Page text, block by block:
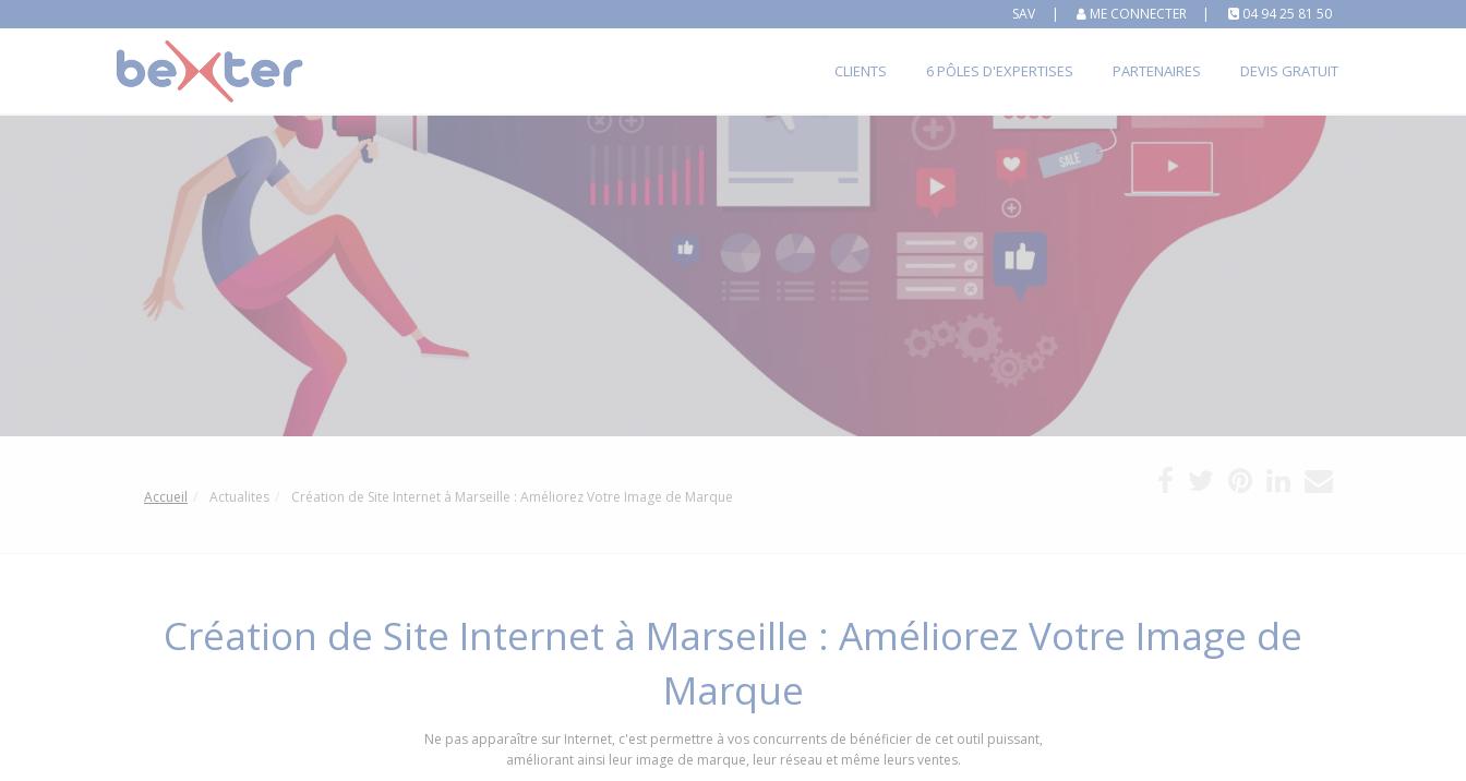
SAV | ME CONNECTER | 04 94 25 81 50
CLIENTS 6 PÔLES D'EXPERTISES PARTENAIRES DEVIS GRATUIT
Accueil Actualites Création de Site Internet à Marseille : Améliorez Votre Image de Marque
Création de Site Internet à Marseille : Améliorez Votre Image de
Marque
Ne pas apparaître sur Internet, c'est permettre à vos concurrents de bénéficier de cet outil puissant,
améliorant ainsi leur image de marque, leur réseau et même leurs ventes.